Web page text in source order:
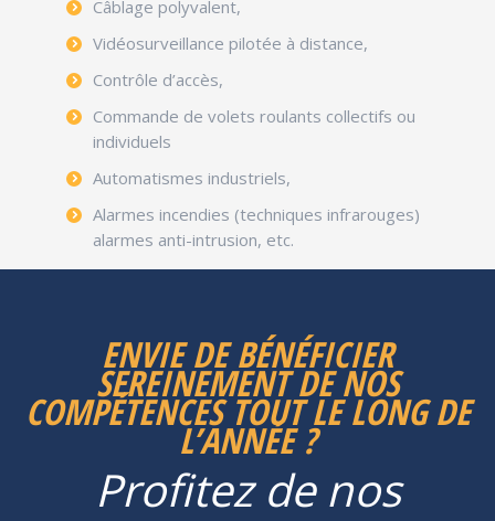
Câblage polyvalent,
Vidéosurveillance pilotée à distance,
Contrôle d’accès,
Commande de volets roulants collectifs ou
individuels
Automatismes industriels,
Alarmes incendies (techniques infrarouges)
alarmes anti-intrusion, etc.
ENVIE DE BÉNÉFICIER
SEREINEMENT DE NOS
COMPÉTENCES TOUT LE LONG DE
L’ANNÉE ?
Profitez de nos